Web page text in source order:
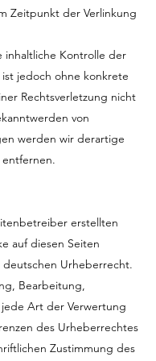
Zeitpunkt der Verlinkung
inhaltliche Kontrolle der
jedoch ohne konkrete
Rechtsverletzung nicht
von
werden wir derartige
erstellten
auf diesen Seiten
Urheberrecht.
Bearbeitung,
Art der Verwertung
des Urheberrechtes
Zustimmung des